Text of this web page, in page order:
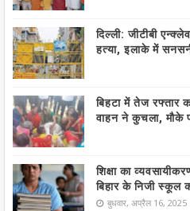
दिल्ली: जीटीबी
हत्या, इलाके में
बिहटा में तेज रफ्तार
वाहन ने कुचला, मौके
शिक्षा का
बिहार के निजी स्कूल
बुधवार, अप्रैल 16, 2025